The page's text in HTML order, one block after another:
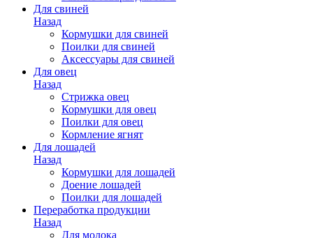
Для свиней
Назад
Кормушки для свиней
Поилки для свиней
Аксессуары для свиней
Для овец
Назад
Стрижка овец
Кормушки для овец
Поилки для овец
Кормление ягнят
Для лошадей
Назад
Кормушки для лошадей
Доение лошадей
Поилки для лошадей
Переработка продукции
Назад
Для молока